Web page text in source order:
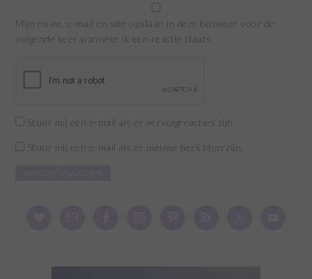
Mijn naam, e-mail en site opslaan in deze browser voor de
volgende keer wanneer ik een reactie plaats.
Stuur mij een e-mail als er vervolgreacties zijn.
Stuur mij een e-mail als er nieuwe berichten zijn.